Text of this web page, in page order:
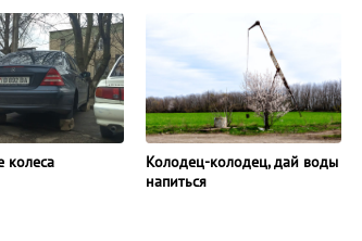
колеса
Колодец-колодец, дай воды
напиться